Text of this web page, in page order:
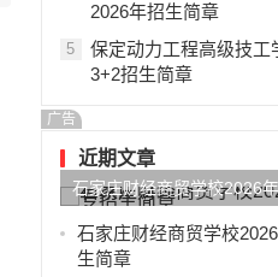
2026年招生简章
5
保定动力工程高级技工
3+2招生简章
广告
近期文章
石家庄财经商贸学校2026
生简章
石家庄财经商贸学校
生简章